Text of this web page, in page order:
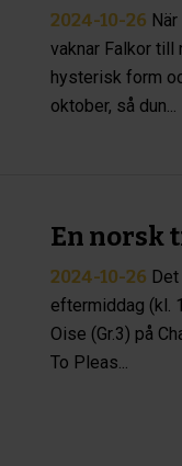
2024-10-26
vaknar Falkor till
hysterisk form
oktober, så dun...
En norsk
2024-10-26
eftermiddag (kl.
Oise (Gr.3) på
To Pleas...